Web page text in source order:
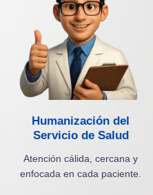
Humanización del
Servicio de Salud
Atención cálida, cercana y
enfocada en cada paciente.